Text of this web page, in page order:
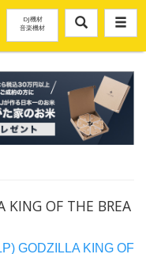
DJ機材
音楽機材
KING OF THE BREA